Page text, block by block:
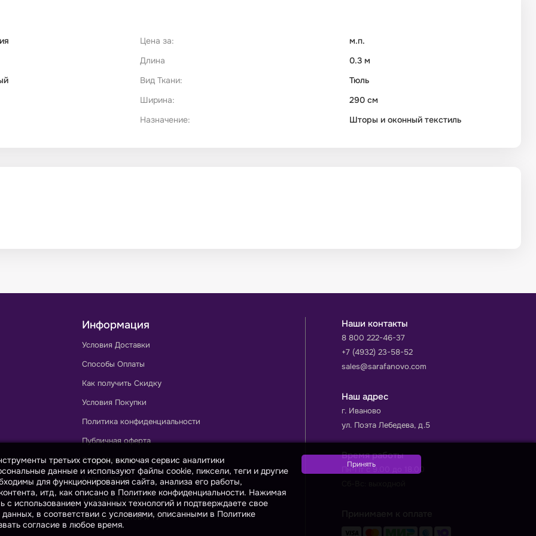
Цена за:
м.п.
Длина
0.3 м
Вид Ткани:
Тюль
Ширина:
290 см
Назначение:
Шторы и оконный текстиль
Информация
Условия Доставки
Способы Оплаты
Как получить Скидку
Условия Покупки
Политика конфиденциальности
Публичная оферта
Сертификаты
Калькулятор
Словарь тканей
Каталог ГОСТов и ТУ
Наши контакты
8 800 222-46-37
+7 (4932) 23-58-52
sales@sarafanovo.com
Наш адрес
г. Иваново
ул. Поэта Лебедева, д.5
Время работы
Пн-Пт с 9.00 до 18.00
Принимаем к оплате
третьих сторон, включая сервис аналитики
данные и используют файлы cookie, пиксели, теги и другие
для функционирования сайта, анализа его работы,
итд, как описано в Политике конфиденциальности. Нажимая
с использованием указанных технологий и подтверждаете свое
в соответствии с условиями, описанными в Политике
согласие в любое время.